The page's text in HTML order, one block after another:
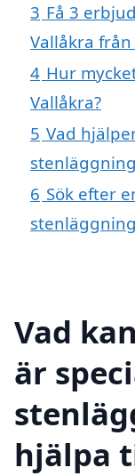
3 Få 3
Vallåkra
4 Hur
Vallåkra?
5 Vad
6 Sök efter
Vad
är
hjälpa